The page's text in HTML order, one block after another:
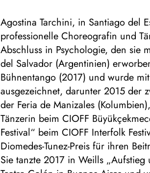
Agostina Tarchini, in Santiago del
professionelle Choreografin und
Abschluss in Psychologie, den sie
del Salvador (Argentinien)
Bühnentango (2017) und wurde
ausgezeichnet, darunter 2015 der
der Feria de Manizales
Tänzerin beim CIOFF
Festival“ beim CIOFF Interfolk
Diomedes-Tunez-Preis für ihren
Sie tanzte 2017 in Weills